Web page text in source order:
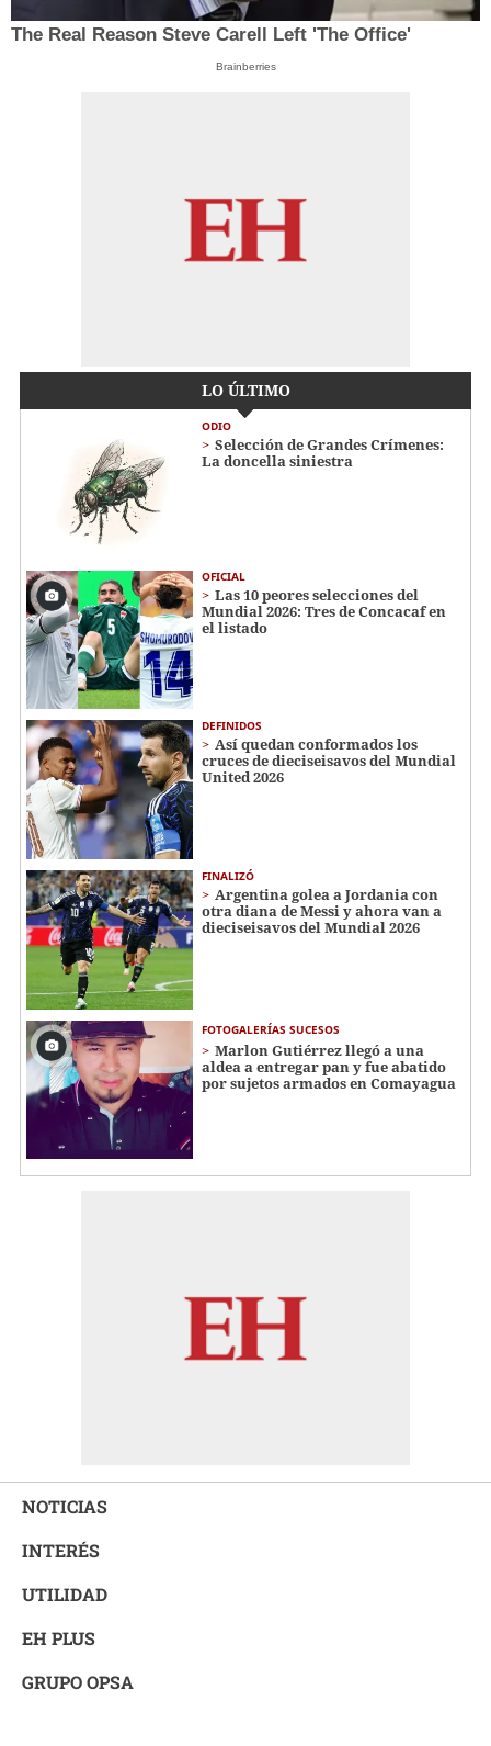
The Real Reason Steve Carell Left 'The Office'
Brainberries
LO ÚLTIMO
ODIO
Selección de Grandes Crímenes:
La doncella siniestra
OFICIAL
Las 10 peores selecciones del
Mundial 2026: Tres de Concacaf en
el listado
DEFINIDOS
Así quedan conformados los
cruces de dieciseisavos del Mundial
United 2026
FINALIZÓ
Argentina golea a Jordania con
otra diana de Messi y ahora van a
dieciseisavos del Mundial 2026
FOTOGALERÍAS SUCESOS
Marlon Gutiérrez llegó a una
aldea a entregar pan y fue abatido
por sujetos armados en Comayagua
NOTICIAS
INTERÉS
UTILIDAD
EH PLUS
GRUPO OPSA